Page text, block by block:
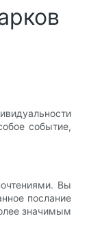
событие,
Вы
послание
значимым